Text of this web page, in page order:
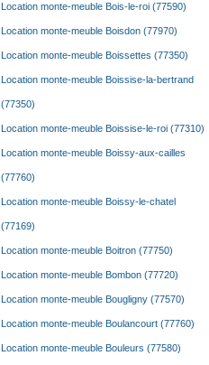
Location monte-meuble Bois-le-roi (77590)
Location monte-meuble Boisdon (77970)
Location monte-meuble Boissettes (77350)
Location monte-meuble Boissise-la-bertrand
(77350)
Location monte-meuble Boissise-le-roi (77310)
Location monte-meuble Boissy-aux-cailles
(77760)
Location monte-meuble Boissy-le-chatel
(77169)
Location monte-meuble Boitron (77750)
Location monte-meuble Bombon (77720)
Location monte-meuble Bougligny (77570)
Location monte-meuble Boulancourt (77760)
Location monte-meuble Bouleurs (77580)